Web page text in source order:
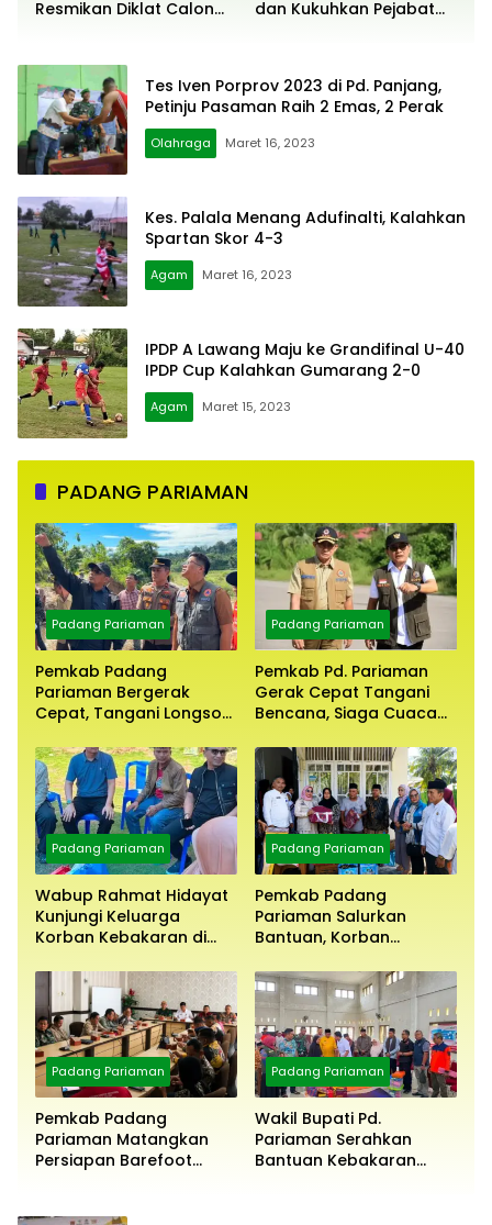
Resmikan Diklat Calon
dan Kukuhkan Pejabat
Tes Iven Porprov 2023 di Pd. Panjang,
Petinju Pasaman Raih 2 Emas, 2 Perak
Olahraga Maret 16, 2023
Kes. Palala Menang Adufinalti, Kalahkan
Spartan Skor 4-3
Agam Maret 16, 2023
IPDP A Lawang Maju ke Grandifinal U-40
IPDP Cup Kalahkan Gumarang 2-0
Agam Maret 15, 2023
PADANG PARIAMAN
Padang Pariaman
Pemkab Padang
Pariaman Bergerak
Cepat, Tangani Longsor
Padang Pariaman
Pemkab Pd. Pariaman
Gerak Cepat Tangani
Bencana, Siaga Cuaca
Padang Pariaman
Wabup Rahmat Hidayat
Kunjungi Keluarga
Korban Kebakaran di
Padang Pariaman
Pemkab Padang
Pariaman Salurkan
Bantuan, Korban
Padang Pariaman
Pemkab Padang
Pariaman Matangkan
Persiapan Barefoot
Padang Pariaman
Wakil Bupati Pd.
Pariaman Serahkan
Bantuan Kebakaran